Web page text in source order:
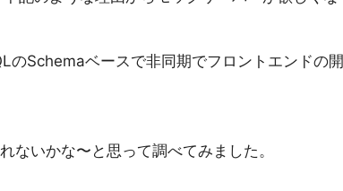
のSchemaベースで非同期でフロントエンドの開
ないかな〜と思って調べてみました。